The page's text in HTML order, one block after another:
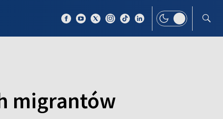
migrantów